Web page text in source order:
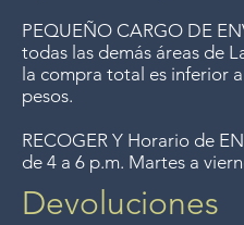
PEQUEÑO CARGO DE
todas las demás áreas de
la compra total es inferior
pesos.
RECOGER Y Horario de
de 4 a 6 p.m. Martes a
Devoluciones